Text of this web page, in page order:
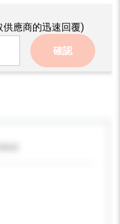
應商的迅速回覆)
確認